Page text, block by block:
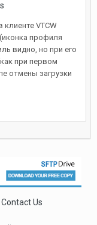
VTCW
профиля
видно, но при его
при первом
отмены загрузки
Contact Us